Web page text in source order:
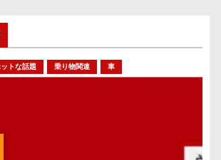
トな話題 乗り物関連 車